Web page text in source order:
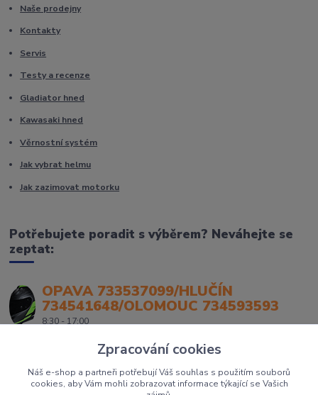
Naše prodejny
Kontakty
Servis
Testy a recenze
Gladiator hned
Kawasaki hned
Věrnostní systém
Jak vybrat helmu
Jak zazimovat motorku
Potřebujete poradit s výběrem? Neváhejte se
zeptat:
OPAVA 733537099/HLUČÍN
734541648/OLOMOUC 734593593
8:30 - 17:00
Zpracování cookies
Náš e-shop a partneři potřebují Váš souhlas s použitím souborů
cookies, aby Vám mohli zobrazovat informace týkající se Vašich